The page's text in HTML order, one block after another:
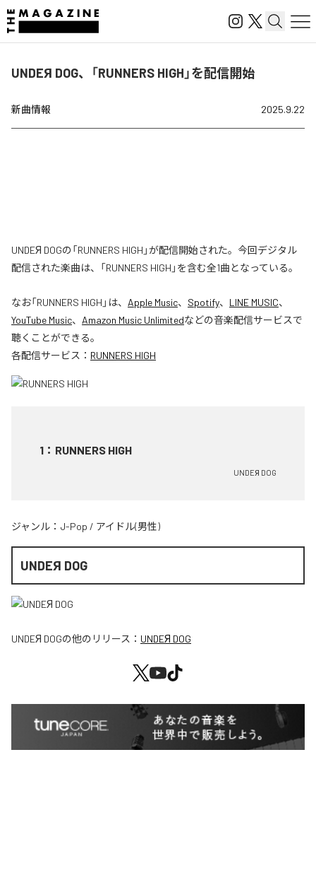
UNDEЯ DOG、「RUNNERS HIGH」を配信開始
新曲情報 2025.9.22
UNDEЯ DOGの「RUNNERS HIGH」が配信開始された。今回デジタル
配信された楽曲は、「RUNNERS HIGH」を含む全1曲となっている。
なお「RUNNERS HIGH 」は、 Apple Music、 Spotify、 LINE MUSIC、
YouTube Music、 Amazon Music Unlimitedなどの音楽配信サービスで
聴くことができる。
各配信サービス： RUNNERS HIGH
1 ： RUNNERS HIGH
UNDEЯ DOG
ジャンル： J-Pop / アイドル(男性)
UNDEЯ DOG
UNDEЯ DOGの他のリリース： UNDEЯ DOG